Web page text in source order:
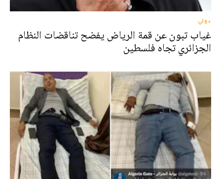
دولي
غياب تبون عن قمة الرياض يفضح تناقضات النظام
الجزائري تجاه فلسطين